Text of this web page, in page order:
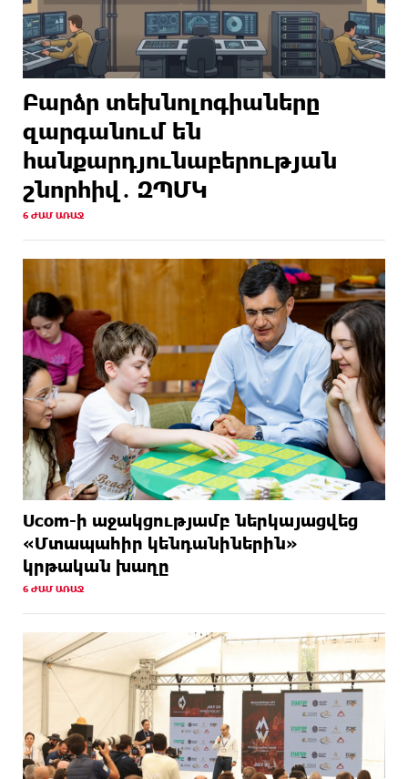
Բարձր տեխնոլոգիաները
զարգանում են
հանքարդյունաբերության
շնորհիվ․ ԶՊՄԿ
6 ԺԱՄ ԱՌԱՋ
Ucom-ի աջակցությամբ ներկայացվեց
«Մտապահիր կենդանիներին»
կրթական խաղը
6 ԺԱՄ ԱՌԱՋ